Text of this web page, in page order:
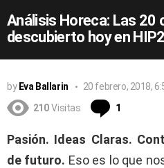
Análisis Horeca: Las 20
descubierto hoy en
by Eva Ballarin
20 febrero, 2018,
210 Visitas 1
Pasión. Ideas Claras.
de futuro. Eso es lo que